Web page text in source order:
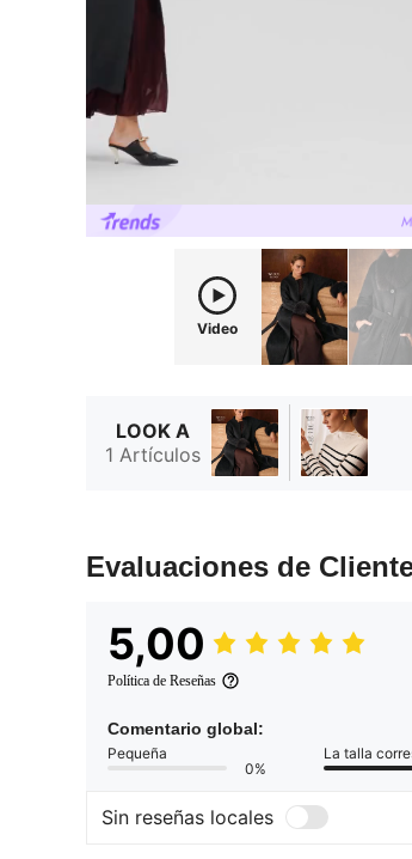
Video
LOOK A
1 Artículos
Evaluaciones de
5,00
Política de Reseñas
Comentario global:
Pequeña
0%
La talla
Sin reseñas locales